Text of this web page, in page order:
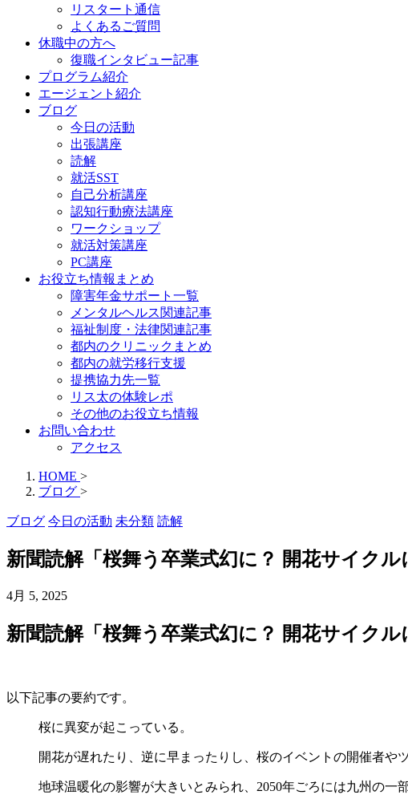
リスタート通信
よくあるご質問
休職中の方へ
復職インタビュー記事
プログラム紹介
エージェント紹介
ブログ
今日の活動
出張講座
読解
就活SST
自己分析講座
認知行動療法講座
ワークショップ
就活対策講座
PC講座
お役立ち情報まとめ
障害年金サポート一覧
メンタルヘルス関連記事
福祉制度・法律関連記事
都内のクリニックまとめ
都内の就労移行支援
提携協力先一覧
リス太の体験レポ
その他のお役立ち情報
お問い合わせ
アクセス
HOME >
ブログ >
ブログ 今日の活動 未分類 読解
新聞読解「桜舞う卒業式幻に？ 開花サイクル
4月 5, 2025
新聞読解「桜舞う卒業式幻に？ 開花サイクル
以下記事の要約です。
桜に異変が起こっている。
開花が遅れたり、逆に早まったりし、桜のイベントの開催者や
地球温暖化の影響が大きいとみられ、2050年ごろには九州の一